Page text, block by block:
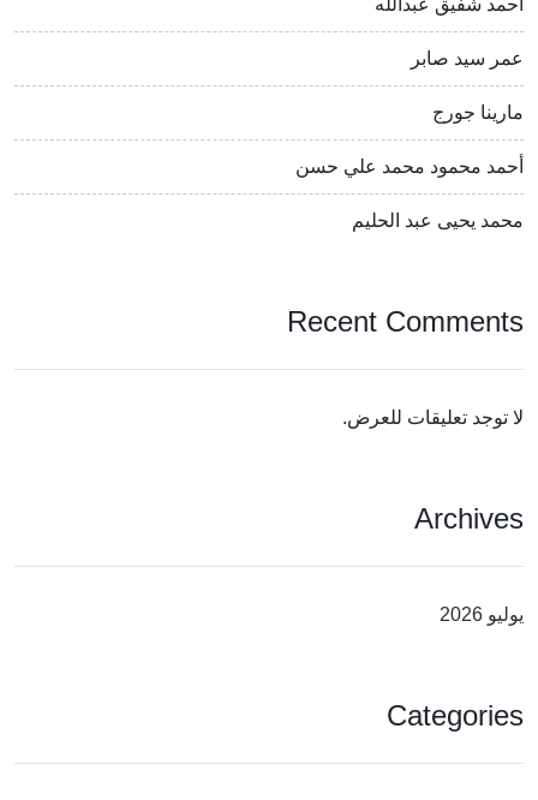
أحمد شفيق عبدالله
عمر سيد صابر
مارينا جورج
أحمد محمود محمد علي حسن
محمد يحيى عبد الحليم
Recent Comments
لا توجد تعليقات للعرض.
Archives
يوليو 2026
Categories